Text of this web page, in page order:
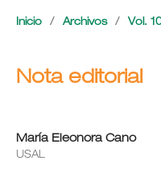
Inicio / Archivos / Vol.
Nota editorial
María Eleonora Cano
USAL